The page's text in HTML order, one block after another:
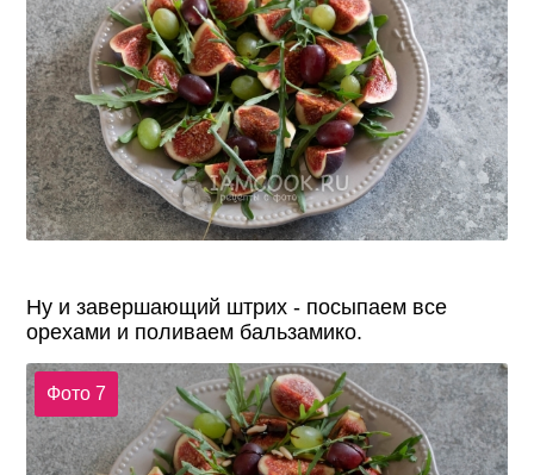
Ну и завершающий штрих - посыпаем все
орехами и поливаем бальзамико.
Фото 7